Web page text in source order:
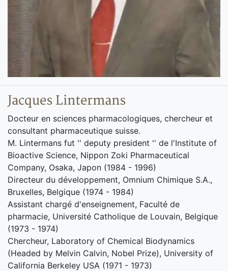
Jacques Lintermans
Docteur en sciences pharmacologiques, chercheur et
consultant pharmaceutique suisse.
M. Lintermans fut '' deputy president '' de l'Institute of
Bioactive Science, Nippon Zoki Pharmaceutical
Company, Osaka, Japon (1984 - 1996)
Directeur du développement, Omnium Chimique S.A.,
Bruxelles, Belgique (1974 - 1984)
Assistant chargé d'enseignement, Faculté de
pharmacie, Université Catholique de Louvain, Belgique
(1973 - 1974)
Chercheur, Laboratory of Chemical Biodynamics
(Headed by Melvin Calvin, Nobel Prize), University of
California Berkeley USA (1971 - 1973)